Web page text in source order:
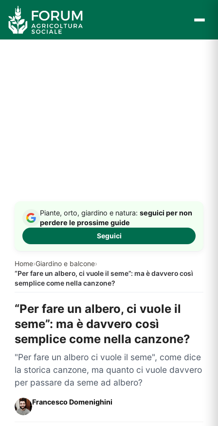
contenuto
Home›Giardino e balcone›
“Per fare un albero, ci vuole il seme”: ma è davvero così
semplice come nella canzone?
Piante, orto, giardino e natura: seguici per non
perdere le prossime guide
Seguici
“Per fare un albero, ci vuole il
seme”: ma è davvero così
semplice come nella canzone?
"Per fare un albero ci vuole il seme", come dice
la storica canzone, ma quanto ci vuole davvero
per passare da seme ad albero?
Francesco Domenighini